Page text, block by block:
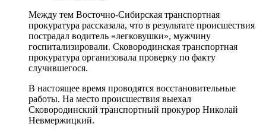
Между тем Восточно-Сибирская транспортная
прокуратура рассказала, что в результате происшествия
пострадал водитель «легковушки», мужчину
госпитализировали. Сковородинская транспортная
прокуратура организовала проверку по факту
случившегося.
В настоящее время проводятся восстановительные
работы. На место происшествия выехал
Сковородинский транспортный прокурор Николай
Невмержицкий.